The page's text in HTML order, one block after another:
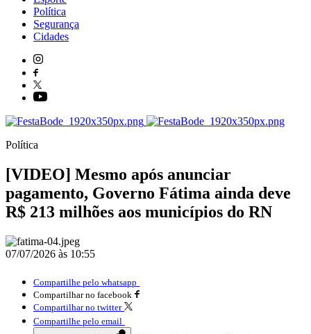
Política
Segurança
Cidades
Política
[VIDEO] Mesmo após anunciar
pagamento, Governo Fátima ainda deve
R$ 213 milhões aos municípios do RN
07/07/2026 às 10:55
Compartilhe pelo whatsapp
Compartilhar no facebook
Compartilhar no twitter
Compartilhe pelo email